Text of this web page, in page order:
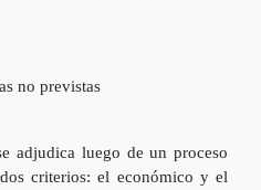
no previstas
adjudica luego de un proceso
criterios: el económico y el